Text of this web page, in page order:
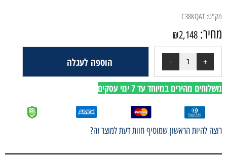
מק"ט: C38KQAT
מחיר: ₪2,148
הוספה לעגלה
משלוחים מהירים במיוחד עד 7 ימי עסקים
רוצה להיות הראשון שמוסיף חוות דעת למוצר זה?